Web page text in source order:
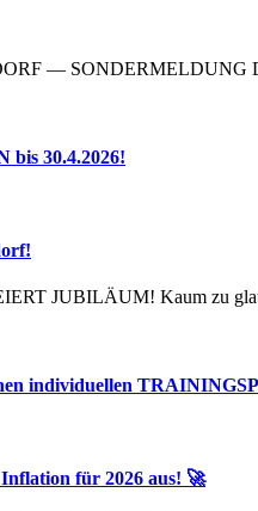
— SONDERMELDUNG
bis 30.4.2026!
JUBILÄUM! Kaum zu
individuellen
für 2026 aus! 🚀